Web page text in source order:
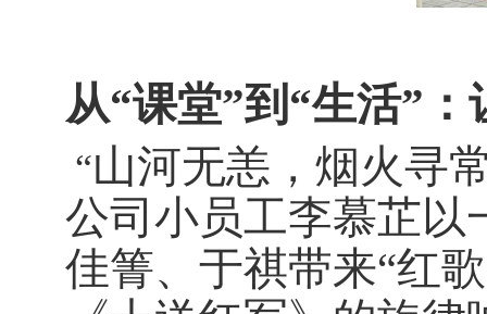
从“课堂”到“生活”
“山河无恙，烟火寻
公司小员工李慕芷以
佳箐、于祺带来“红歌